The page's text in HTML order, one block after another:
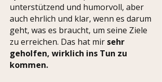
unterstützend und humorvoll, aber
auch ehrlich und klar, wenn es darum
geht, was es braucht, um seine Ziele
zu erreichen. Das hat mir sehr
geholfen, wirklich ins Tun zu
kommen.